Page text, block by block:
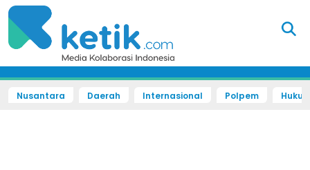
Nusantara Daerah Internasional Polpem